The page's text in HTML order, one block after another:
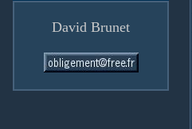
David Brunet